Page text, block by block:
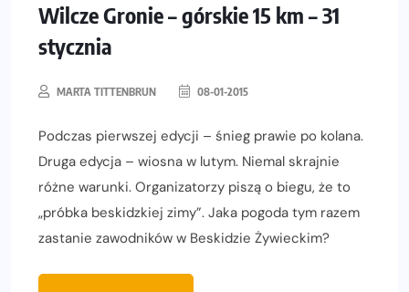
Wilcze Gronie – górskie 15 km – 31
stycznia
MARTA TITTENBRUN 08-01-2015
Podczas pierwszej edycji – śnieg prawie po kolana.
Druga edycja – wiosna w lutym. Niemal skrajnie
różne warunki. Organizatorzy piszą o biegu, że to
„próbka beskidzkiej zimy”. Jaka pogoda tym razem
zastanie zawodników w Beskidzie Żywieckim?